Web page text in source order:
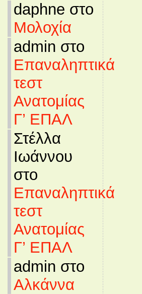
daphne στο
Μολοχία
admin στο
Επαναληπτικά
τεστ
Ανατομίας
Γ’ ΕΠΑΛ
Στέλλα
Ιωάννου
στο
Επαναληπτικά
τεστ
Ανατομίας
Γ’ ΕΠΑΛ
admin στο
Αλκάννα